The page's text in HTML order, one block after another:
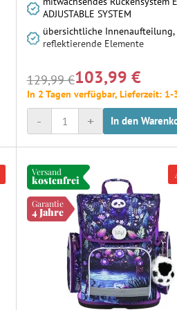
ADJUSTABLE SYSTEM
übersichtliche Innenaufteilung,
reflektierende Elemente
129,99 €103,99 €
In 2 Tagen verfügbar, Lieferzeit: 1-
+
- In den
Versand
kostenfrei
Garantie
4 Jahre